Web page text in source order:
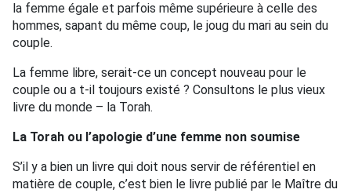
la femme égale et parfois même supérieure à celle des
hommes, sapant du même coup, le joug du mari au sein du
couple.
La femme libre, serait-ce un concept nouveau pour le
couple ou a t-il toujours existé ? Consultons le plus vieux
livre du monde – la Torah.
La Torah ou l’apologie d’une femme non soumise
S’il y a bien un livre qui doit nous servir de référentiel en
matière de couple, c’est bien le livre publié par le Maître du